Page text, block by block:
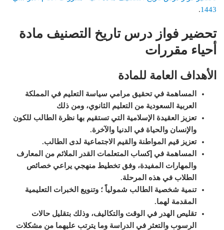
1443
.
تحضير فواز درس تاريخ التصنيف مادة
أحياء مقررات
الأهداف العامة للمادة
المساهمة في تحقيق مرامي سياسة التعليم في المملكة
العربية السعودية من التعليم الثانوي، ومن ذلك
تعزيز العقيدة الإسلامية التي تستقيم بها نظرة الطالب للكون
والإنسان والحياة في الدنيا والآخرة.
تعزيز قيم المواطنة والقيم الاجتماعية لدى الطالب.
المساهمة في إكساب المتعلمات القدر الملائم من المعارف
والمهارات المفيدة، وفق تخطيط منهجي يراعي خصائص
الطلاب في هذه المرحلة.
تنمية شخصية الطالب شمولياً ؛ وتنويع الخبرات التعليمية
المقدمة لهما.
تقليص الهدر في الوقت والتكاليف، وذلك بتقليل حالات
الرسوب والتعثر في الدراسة وما يترتب عليهما من مشكلات